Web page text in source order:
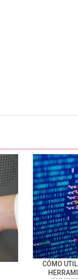
CÓMO